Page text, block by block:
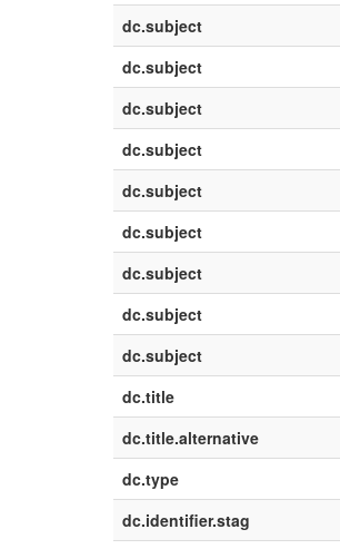
dc.subject
dc.subject
dc.subject
dc.subject
dc.subject
dc.subject
dc.subject
dc.subject
dc.subject
dc.title
dc.title.alternative
dc.type
dc.identifier.stag